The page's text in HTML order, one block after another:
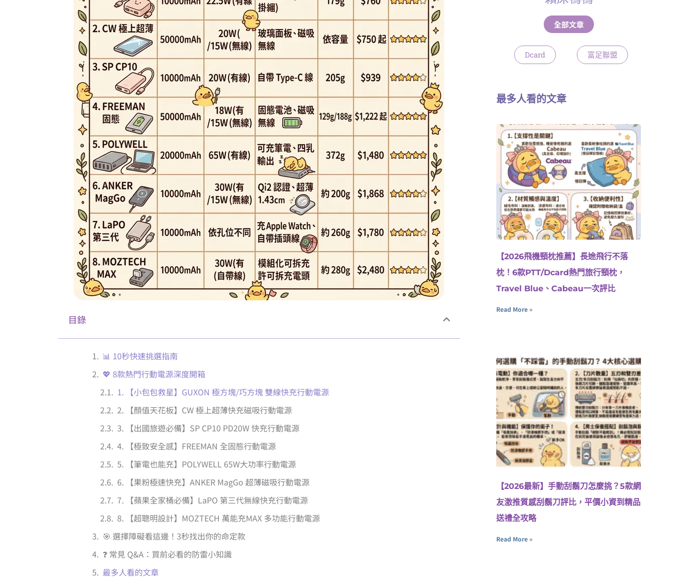
目錄
📊 10秒快速挑選指南
💖 8款熱門行動電源深度開箱
1. 【小包包救星】GUXON 極方塊/巧方塊 雙線快充行動電源
2. 【顏值天花板】CW 極上超薄快充磁吸行動電源
3. 【出國旅遊必備】SP CP10 PD20W 快充行動電源
4. 【極致安全感】FREEMAN 全固態行動電源
5. 【筆電也能充】POLYWELL 65W大功率行動電源
6. 【果粉極速快充】ANKER MagGo 超薄磁吸行動電源
7. 【蘋果全家桶必備】LaPO 第三代無線快充行動電源
8. 【超聰明設計】MOZTECH 萬能充MAX 多功能行動電源
🎯 選擇障礙看這邊！3秒找出你的命定款
❓ 常見 Q&A：買前必看的防雷小知識
最多人看的文章
全部文章
Dcard 富足聯盟
最多人看的文章
【2026飛機頸枕推薦】長途飛行不落
枕！6款PTT/Dcard熱門旅行頸枕，
Travel Blue、Cabeau一次評比
Read More »
【2026最新】手動刮鬍刀怎麼挑？5款網
友激推質感刮鬍刀評比，平價小資到精品
送禮全攻略
Read More »